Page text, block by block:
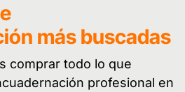
más buscadas
comprar todo lo que
profesional en